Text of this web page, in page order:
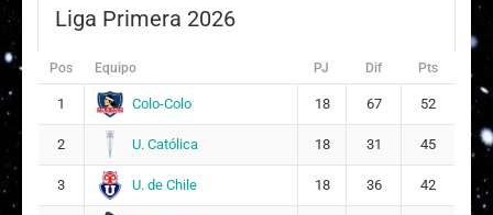
2
Yazmín Colette Torrealba Valenzuela
15 Eliana Isabel Olaya Morales 25
Liga Primera 2026
Pos Equipo PJ Dif Pts
1 Colo-Colo 18 67 52
2 U. Católica 18 31 45
3 U. de Chile 18 36 42